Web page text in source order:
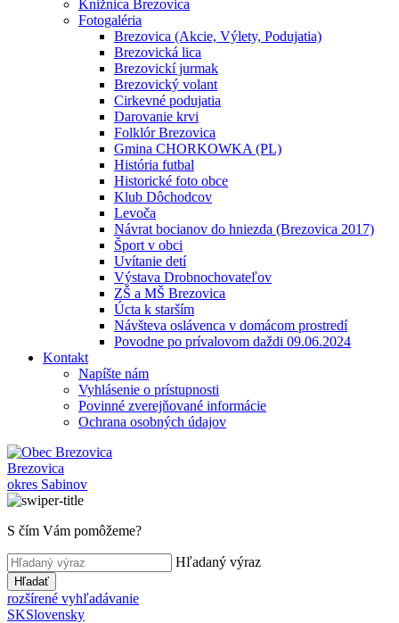
Knižnica Brezovica
Fotogaléria
Brezovica (Akcie, Výlety, Podujatia)
Brezovická lica
Brezovickí jurmak
Brezovický volant
Cirkevné podujatia
Darovanie krvi
Folklór Brezovica
Gmina CHORKOWKA (PL)
História futbal
Historické foto obce
Klub Dôchodcov
Levoča
Návrat bocianov do hniezda (Brezovica 2017)
Šport v obci
Uvítanie detí
Výstava Drobnochovateľov
ZŠ a MŠ Brezovica
Úcta k starším
Návšteva oslávenca v domácom prostredí
Povodne po prívalovom daždi 09.06.2024
Kontakt
Napíšte nám
Vyhlásenie o prístupnosti
Povinné zverejňované informácie
Ochrana osobných údajov
Brezovica
okres Sabinov
S čím Vám pomôžeme?
Hľadaný výraz
Hľadať
rozšírené vyhľadávanie
SKSlovensky